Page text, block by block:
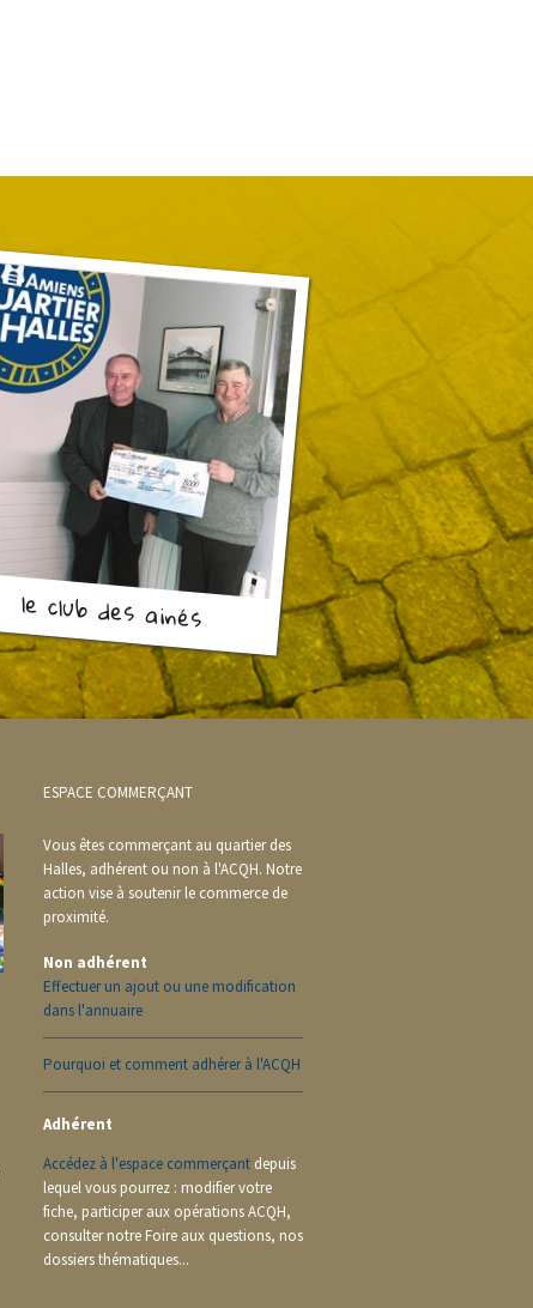
ESPACE COMMERÇANT
Vous êtes commerçant au quartier des
Halles, adhérent ou non à l'ACQH. Notre
action vise à soutenir le commerce de
proximité.
Non adhérent
Effectuer un ajout ou une modification
dans l'annuaire
Pourquoi et comment adhérer à l'ACQH
Adhérent
Accédez à l'espace commerçantdepuis
lequel vous pourrez : modifier votre
fiche, participer aux opérations ACQH,
consulter notre Foire aux questions, nos
dossiers thématiques...